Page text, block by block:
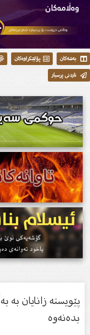
بەشەکان پۆلێنکراوەکان
ناردنی پرسیار
پێویستە زانایان بە
بدەنەوە